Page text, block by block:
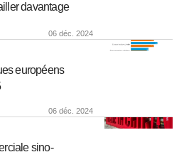
davantage
06 déc. 2024
européens
06 déc. 2024
sino-